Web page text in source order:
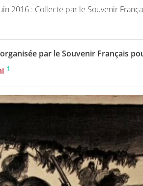
2016 : Collecte par le Souvenir
par le Souvenir Français
1